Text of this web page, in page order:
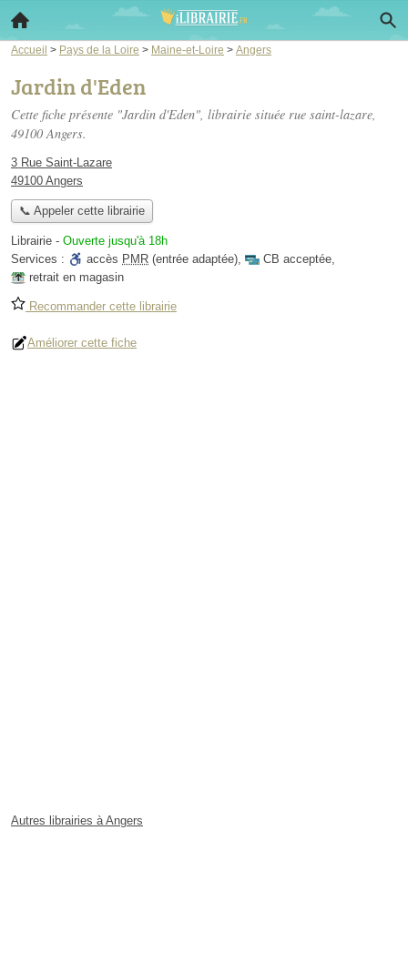
Accueil > Pays de la Loire > Maine-et-Loire > Angers
Jardin d'Eden
Cette fiche présente "Jardin d'Eden", librairie située rue saint-lazare,
49100 Angers.
3 Rue Saint-Lazare
49100 Angers
📞 Appeler cette librairie
Librairie - Ouverte jusqu'à 18h
Services :
accès PMR (entrée adaptée), CB acceptée,
retrait en magasin
Recommander cette librairie
Améliorer cette fiche
Autres librairies à Angers